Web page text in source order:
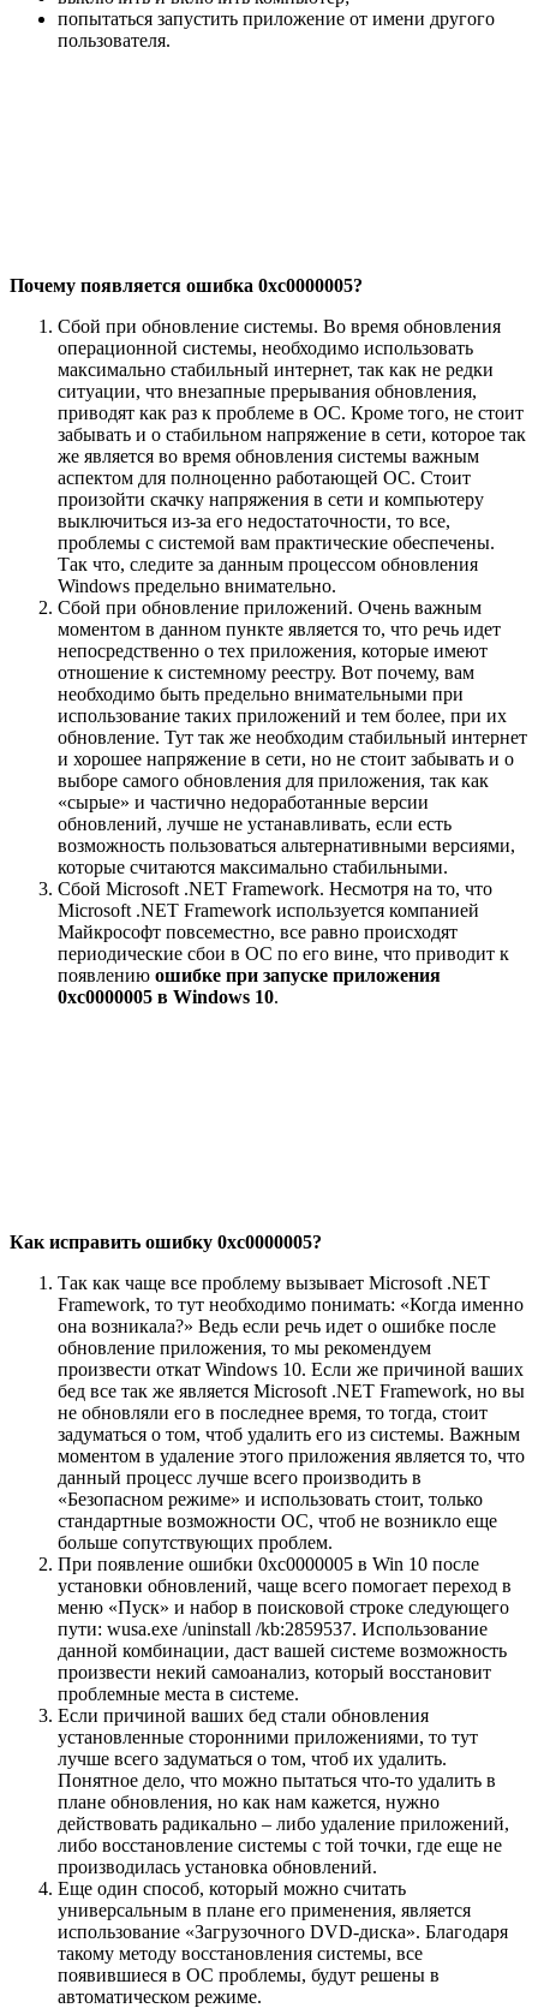
попытаться запустить приложение от имени другого
пользователя.
Почему появляется ошибка 0xc0000005?
Сбой при обновление системы. Во время обновления
операционной системы, необходимо использовать
максимально стабильный интернет, так как не редки
ситуации, что внезапные прерывания обновления,
приводят как раз к проблеме в ОС. Кроме того, не стоит
забывать и о стабильном напряжение в сети, которое так
же является во время обновления системы важным
аспектом для полноценно работающей ОС. Стоит
произойти скачку напряжения в сети и компьютеру
выключиться из-за его недостаточности, то все,
проблемы с системой вам практические обеспечены.
Так что, следите за данным процессом обновления
Windows предельно внимательно.
Сбой при обновление приложений. Очень важным
моментом в данном пункте является то, что речь идет
непосредственно о тех приложения, которые имеют
отношение к системному реестру. Вот почему, вам
необходимо быть предельно внимательными при
использование таких приложений и тем более, при их
обновление. Тут так же необходим стабильный интернет
и хорошее напряжение в сети, но не стоит забывать и о
выборе самого обновления для приложения, так как
«сырые» и частично недоработанные версии
обновлений, лучше не устанавливать, если есть
возможность пользоваться альтернативными версиями,
которые считаются максимально стабильными.
Сбой Microsoft .NET Framework. Несмотря на то, что
Microsoft .NET Framework используется компанией
Майкрософт повсеместно, все равно происходят
периодические сбои в ОС по его вине, что приводит к
появлению ошибке при запуске приложения
0xc0000005 в Windows 10.
Как исправить ошибку 0xc0000005?
Так как чаще все проблему вызывает Microsoft .NET
Framework, то тут необходимо понимать: «Когда именно
она возникала?» Ведь если речь идет о ошибке после
обновление приложения, то мы рекомендуем
произвести откат Windows 10. Если же причиной ваших
бед все так же является Microsoft .NET Framework, но вы
не обновляли его в последнее время, то тогда, стоит
задуматься о том, чтоб удалить его из системы. Важным
моментом в удаление этого приложения является то, что
данный процесс лучше всего производить в
«Безопасном режиме» и использовать стоит, только
стандартные возможности ОС, чтоб не возникло еще
больше сопутствующих проблем.
При появление ошибки 0xc0000005 в Win 10 после
установки обновлений, чаще всего помогает переход в
меню «Пуск» и набор в поисковой строке следующего
пути: wusa.exe /uninstall /kb:2859537. Использование
данной комбинации, даст вашей системе возможность
произвести некий самоанализ, который восстановит
проблемные места в системе.
Если причиной ваших бед стали обновления
установленные сторонними приложениями, то тут
лучше всего задуматься о том, чтоб их удалить.
Понятное дело, что можно пытаться что-то удалить в
плане обновления, но как нам кажется, нужно
действовать радикально – либо удаление приложений,
либо восстановление системы с той точки, где еще не
производилась установка обновлений.
Еще один способ, который можно считать
универсальным в плане его применения, является
использование «Загрузочного DVD-диска». Благодаря
такому методу восстановления системы, все
появившиеся в ОС проблемы, будут решены в
автоматическом режиме.